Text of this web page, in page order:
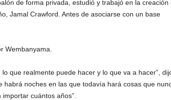
de forma privada, estudió y trabajó en la creación
Jamal Crawford. Antes de asociarse con un base
Wembanyama.
que realmente puede hacer y lo que va a hacer”,
habrá noches en las que todavía hará cosas que
cuántos años”.